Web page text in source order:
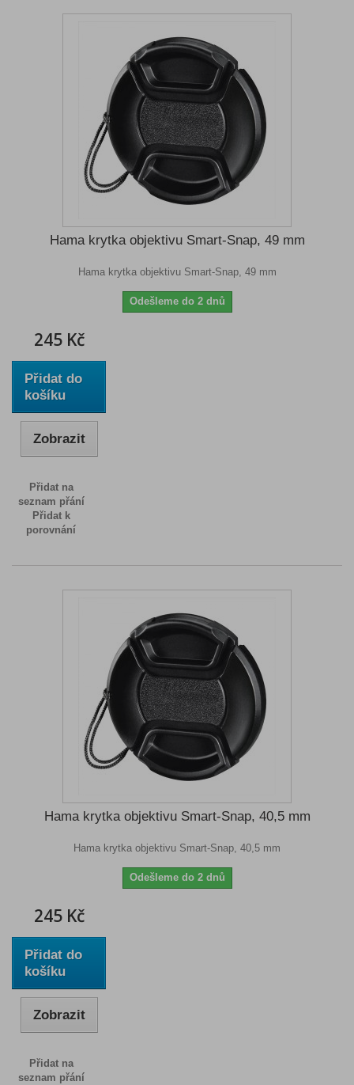
Hama krytka objektivu Smart-Snap, 49 mm
Hama krytka objektivu Smart-Snap, 49 mm
Odešleme do 2 dnů
245 Kč
Přidat do
košíku
Zobrazit
Přidat na
seznam přání
Přidat k
porovnání
Hama krytka objektivu Smart-Snap, 40,5 mm
Hama krytka objektivu Smart-Snap, 40,5 mm
Odešleme do 2 dnů
245 Kč
Přidat do
košíku
Zobrazit
Přidat na
seznam přání